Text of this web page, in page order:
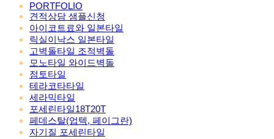
PORTFOLIO
견적상담 샘플신청
아이코트료와 일본타일
릭실이낙스 일본타일
고벽돌타일 조적벽돌
모노타일 와이드벽돌
점토타일
테라코타타일
세라믹타일
포세린타일18T20T
페데스탈(업텍, 페이그란)
자기질 포세린타일